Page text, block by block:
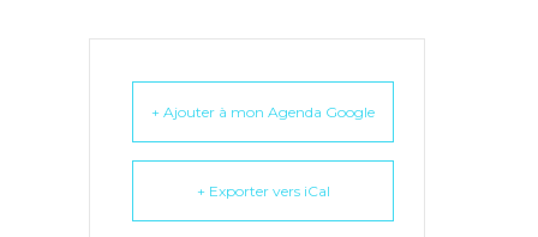
+ Ajouter à mon Agenda Google
+ Exporter vers iCal